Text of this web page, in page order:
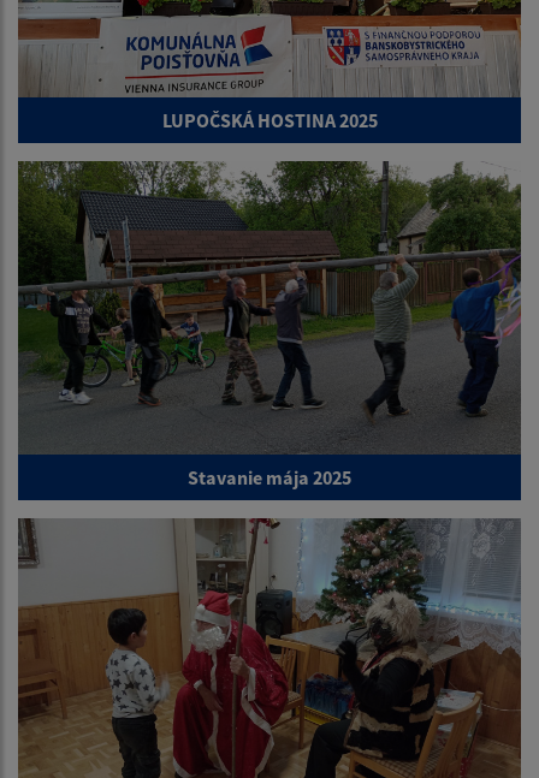
LUPOČSKÁ HOSTINA 2025
Stavanie mája 2025